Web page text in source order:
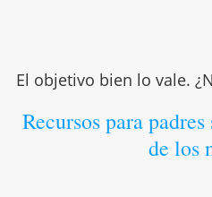
El objetivo bien lo vale.
Recursos para
de los